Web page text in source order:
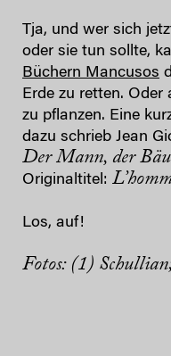
Tja, und wer sich
oder sie tun sollte,
Büchern Mancusos
Erde zu retten. Oder
zu pflanzen. Eine
dazu schrieb Jean
Der Mann, der
Originaltitel:
Los, auf!
Fotos: (1)